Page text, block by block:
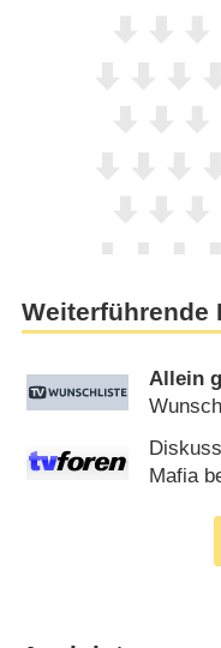
Weiterführende
Allein
Mafia